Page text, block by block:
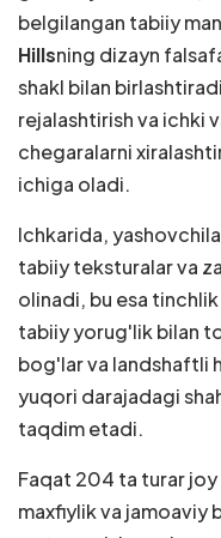
belgilangan tabiiy
Hillsning dizayn
shakl bilan
rejalashtirish va ichki
chegaralarni
ichiga oladi.
Ichkarida,
tabiiy teksturalar va
olinadi, bu esa
tabiiy yorug'lik bilan
bog'lar va landshaftli
yuqori darajadagi
taqdim etadi.
Faqat 204 ta turar joy
maxfiylik va jamoaviy